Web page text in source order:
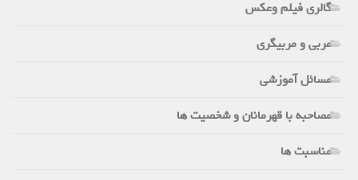
گالری فیلم وعکس
مربی و مربیگری
مسائل آموزشی
مصاحبه با قهرمانان و شخصیت ها
مناسبت ها